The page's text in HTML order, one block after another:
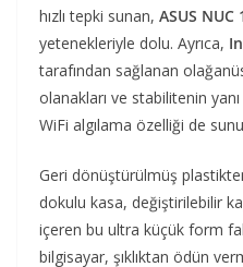
hızlı tepki sunan, ASUS NUC
yetenekleriyle dolu. Ayrıca,
tarafından sağlanan
olanakları ve stabilitenin
WiFi algılama özelliği de
Geri dönüştürülmüş
dokulu kasa, değiştirilebilir
içeren bu ultra küçük form
bilgisayar, şıklıktan ödün